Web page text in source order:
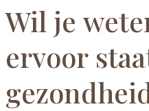
Wil je
ervoor